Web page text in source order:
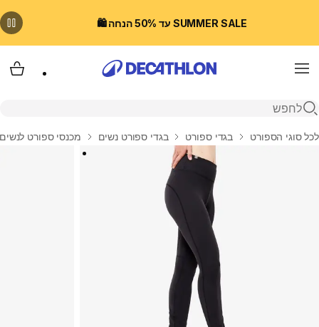
SUMMER SALE עד 50% הנחה 🛍️
Menu
פתיחת חיפוש
בית
לכל סוגי הספורט בגדי ספורט בגדי ספורט נשים מכנסי ספורט